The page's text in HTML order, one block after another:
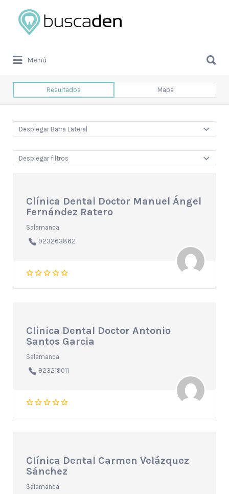
Buscar
por:
Menú
por:
Resultados Mapa
Desplegar Barra Lateral
Desplegar filtros
Clínica Dental Doctor Manuel Ángel
Fernández Ratero
Salamanca
923263862
Clinica Dental Doctor Antonio
Santos Garcia
Salamanca
923219011
Clínica Dental Carmen Velázquez
Sánchez
Salamanca